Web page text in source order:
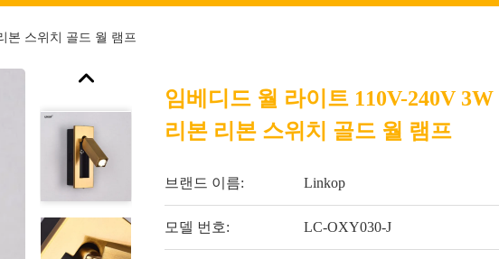
본 스위치 골드 월 램프
임베디드 월 라이트 110V-240V
리본 리본 스위치 골드 월 램프
브랜드 이름: Linkop
모델 번호: LC-OXY030-J